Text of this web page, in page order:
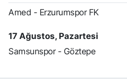
Amed - Erzurumspor FK
17 Ağustos, Pazartesi
Samsunspor - Göztepe